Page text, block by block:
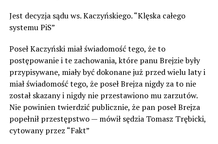
Jest decyzja sądu ws. Kaczyńskiego. “Klęska całego
systemu PiS”
Poseł Kaczyński miał świadomość tego, że to
postępowanie i te zachowania, które panu Brejzie były
przypisywane, miały być dokonane już przed wielu laty i
miał świadomość tego, że poseł Brejza nigdy za to nie
został skazany i nigdy nie przestawiono mu zarzutów.
Nie powinien twierdzić publicznie, że pan poseł Brejza
popełnił przestępstwo — mówił sędzia Tomasz Trębicki,
cytowany przez “Fakt”